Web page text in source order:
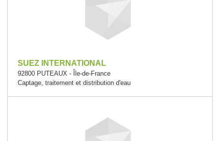
SUEZ INTERNATIONAL
92800 PUTEAUX - Île-de-France
Captage, traitement et distribution d'eau